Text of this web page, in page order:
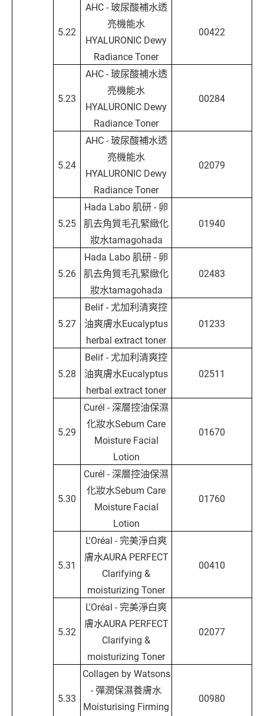
5.22
AHC - 玻尿酸補水透
亮機能水
HYALURONIC Dewy
Radiance Toner
00422
5.23
AHC - 玻尿酸補水透
亮機能水
HYALURONIC Dewy
Radiance Toner
00284
5.24
AHC - 玻尿酸補水透
亮機能水
HYALURONIC Dewy
Radiance Toner
02079
5.25
Hada Labo 肌研 - 卵
肌去角質毛孔緊緻化
妝水tamagohada
01940
5.26
Hada Labo 肌研 - 卵
肌去角質毛孔緊緻化
妝水tamagohada
02483
5.27
Belif - 尤加利清爽控
油爽膚水Eucalyptus
herbal extract toner
01233
5.28
Belif - 尤加利清爽控
油爽膚水Eucalyptus
herbal extract toner
02511
5.29
Curél - 深層控油保濕
化妝水Sebum Care
Moisture Facial
Lotion
01670
5.30
Curél - 深層控油保濕
化妝水Sebum Care
Moisture Facial
Lotion
01760
5.31
L'Oréal - 完美淨白爽
膚水AURA PERFECT
Clarifying &
moisturizing Toner
00410
5.32
L'Oréal - 完美淨白爽
膚水AURA PERFECT
Clarifying &
moisturizing Toner
02077
5.33
Collagen by Watsons
- 彈潤保濕養膚水
Moisturising Firming
00980